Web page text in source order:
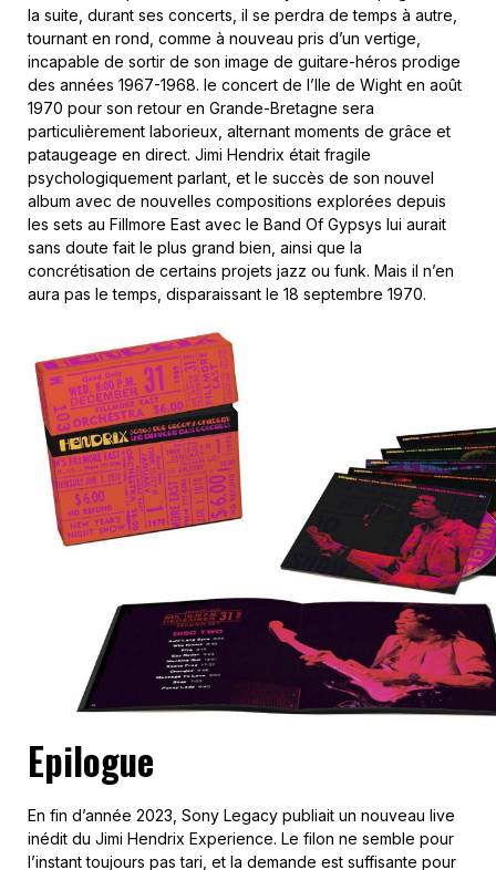
la suite, durant ses concerts, il se perdra de temps à autre,
tournant en rond, comme à nouveau pris d’un vertige,
incapable de sortir de son image de guitare-héros prodige
des années 1967-1968. le concert de l’Ile de Wight en août
1970 pour son retour en Grande-Bretagne sera
particulièrement laborieux, alternant moments de grâce et
pataugeage en direct. Jimi Hendrix était fragile
psychologiquement parlant, et le succès de son nouvel
album avec de nouvelles compositions explorées depuis
les sets au Fillmore East avec le Band Of Gypsys lui aurait
sans doute fait le plus grand bien, ainsi que la
concrétisation de certains projets jazz ou funk. Mais il n’en
aura pas le temps, disparaissant le 18 septembre 1970.
Epilogue
En fin d’année 2023, Sony Legacy publiait un nouveau live
inédit du Jimi Hendrix Experience. Le filon ne semble pour
l’instant toujours pas tari, et la demande est suffisante pour